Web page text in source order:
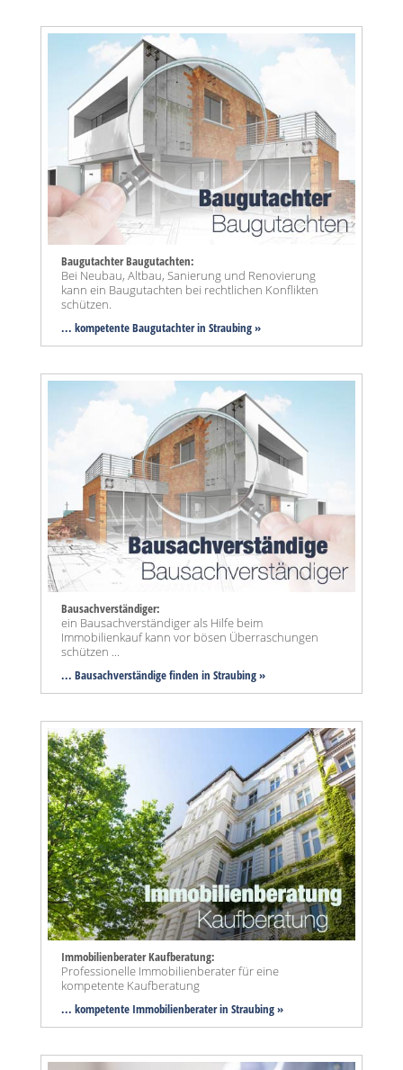
Baugutachter Baugutachten:
Bei Neubau, Altbau, Sanierung und Renovierung
kann ein Baugutachten bei rechtlichen Konflikten
schützen.
... kompetente Baugutachter in Straubing »
Bausachverständiger:
ein Bausachverständiger als Hilfe beim
Immobilienkauf kann vor bösen Überraschungen
schützen ...
... Bausachverständige finden in Straubing »
Immobilienberater Kaufberatung:
Professionelle Immobilienberater für eine
kompetente Kaufberatung
... kompetente Immobilienberater in Straubing »